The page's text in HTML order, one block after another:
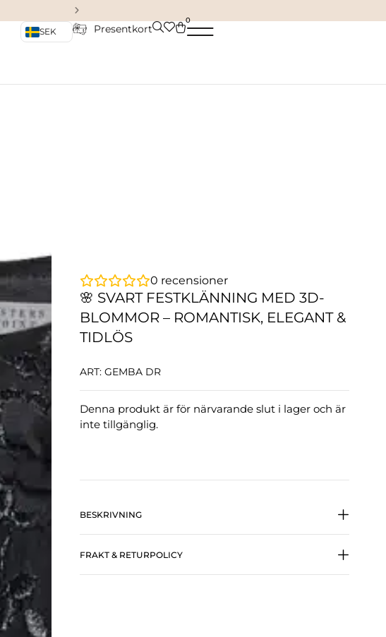
SEK Presentkort
0
0 recensioner
🌸 SVART FESTKLÄNNING MED 3D-
BLOMMOR – ROMANTISK, ELEGANT &
TIDLÖS
ART: GEMBA DR
Denna produkt är för närvarande slut i lager och är
inte tillgänglig.
BESKRIVNING
FRAKT & RETURPOLICY